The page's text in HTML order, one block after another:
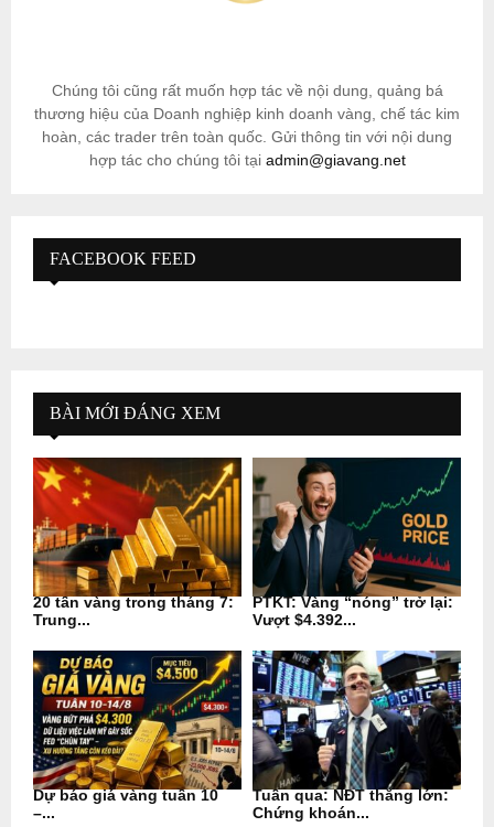
Chúng tôi cũng rất muốn hợp tác về nội dung, quảng bá
thương hiệu của Doanh nghiệp kinh doanh vàng, chế tác kim
hoàn, các trader trên toàn quốc. Gửi thông tin với nội dung
hợp tác cho chúng tôi tại admin@giavang.net
FACEBOOK FEED
BÀI MỚI ĐÁNG XEM
20 tấn vàng trong tháng 7:
Trung...
PTKT: Vàng “nóng” trở lại:
Vượt $4.392...
Dự báo giá vàng tuần 10
–...
Tuần qua: NĐT thắng lớn:
Chứng khoán...